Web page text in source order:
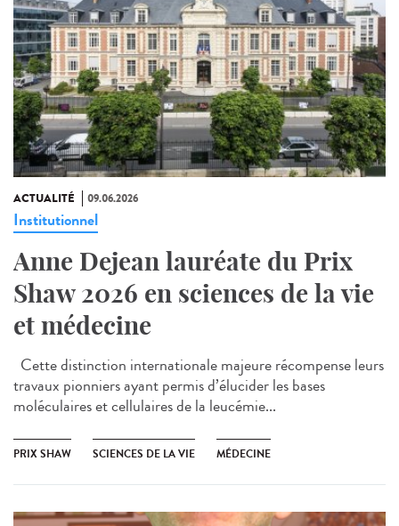
ACTUALITÉ 09.06.2026
Institutionnel
Anne Dejean lauréate du Prix
Shaw 2026 en sciences de la vie
et médecine
Cette distinction internationale majeure récompense leurs
travaux pionniers ayant permis d’élucider les bases
moléculaires et cellulaires de la leucémie...
PRIX SHAW SCIENCES DE LA VIE MÉDECINE